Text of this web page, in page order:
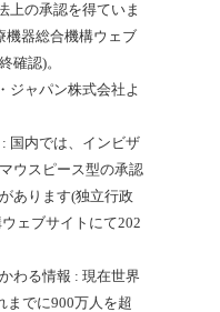
上の承認を得ていま
機器総合機構ウェブ
確認)。
ジャパン株式会社よ
国内では、インビザ
ウスピース型の承認
あります(独立行政
ェブサイトにて202
わる情報 : 現在世界
までに900万人を超